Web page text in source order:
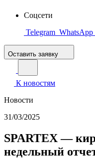
Соцсети
Telegram WhatsApp
Оставить заявку
К новостям
Новости
31/03/2025
SPARTEX —
недельный